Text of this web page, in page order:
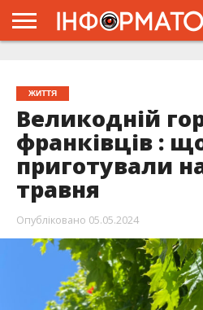
ЖИТТЯ
Великодній
франківців :
приготували
травня
Опубліковано 05.05.2024